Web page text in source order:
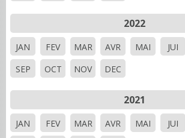
2022
JAN FEV MAR AVR MAI JUI
SEP
OCT NOV DEC
2021
JAN FEV MAR AVR MAI JUI